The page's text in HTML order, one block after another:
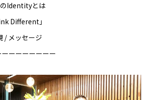
Identityとは
Different」
/ メッセージ
ーーーーーーー